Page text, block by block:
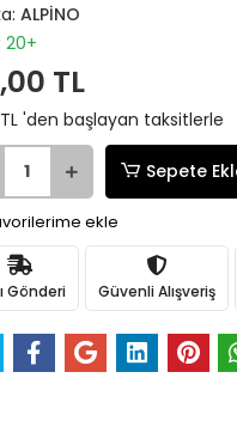
ALPİNO
20+
TL
'den başlayan taksitlerle
Sepete
ekle
Gönderi Güvenli Alışveriş